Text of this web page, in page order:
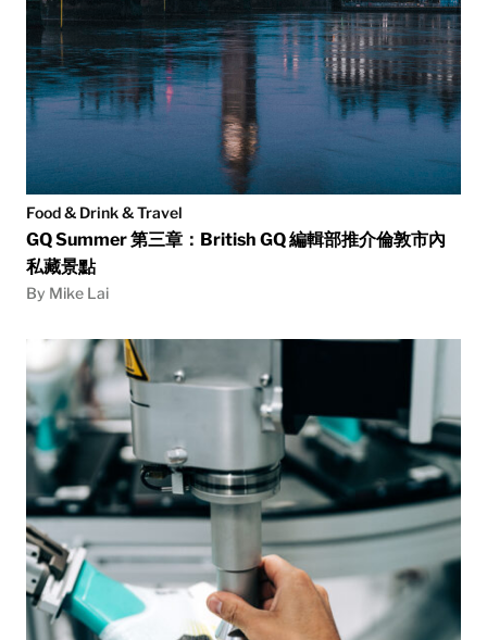
Food & Drink & Travel
GQ Summer 第三章：British GQ 編輯部推介倫敦市內
私藏景點
By Mike Lai